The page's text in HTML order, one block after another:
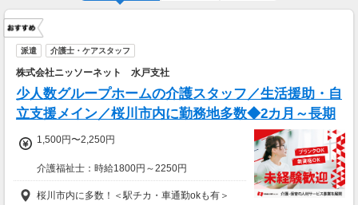
派遣 介護士・ケアスタッフ
株式会社ニッソーネット 水戸支社
少人数グループホームの介護スタッフ／生活援助・自
立支援メイン／桜川市内に勤務地多数◆2カ月～長期
1,500円〜2,250円
介護福祉士：時給1800円～2250円
初任者以上：時給1600円～2000円
無資格の方：時給1500円～1875円
桜川市内に多数！＜駅チカ・車通勤okも有＞